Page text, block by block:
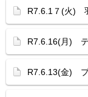
R7.6.1７(火)
R7.6.16(月)
R7.6.13(金)